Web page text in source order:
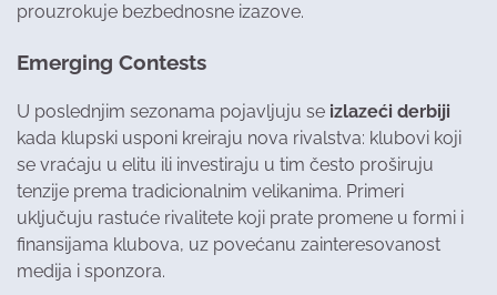
prouzrokuje bezbednosne izazove.
Emerging Contests
U poslednjim sezonama pojavljuju se izlazeći derbiji
kada klupski usponi kreiraju nova rivalstva: klubovi koji
se vraćaju u elitu ili investiraju u tim često proširuju
tenzije prema tradicionalnim velikanima. Primeri
uključuju rastuće rivalitete koji prate promene u formi i
finansijama klubova, uz povećanu zainteresovanost
medija i sponzora.